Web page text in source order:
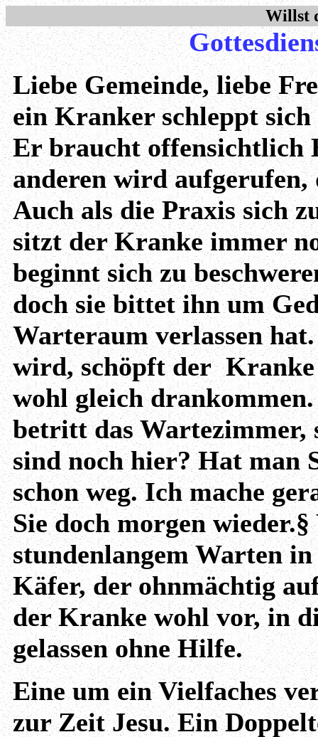
Willst
Liebe Gemeinde, liebe
ein Kranker schleppt
Er braucht offensichtlich
anderen wird
Auch als die Praxis sich
sitzt der Kranke immer
beginnt sich zu
doch sie bittet ihn um
Warteraum verlassen
wird, schöpft der
wohl gleich
betritt das
sind noch hier? Hat man
schon weg. Ich mache
Sie doch morgen
stundenlangem Warten
Käfer, der ohnmächtig
der Kranke wohl vor, in
gelassen ohne Hilfe.
Eine um ein Vielfaches
zur Zeit Jesu. Ein